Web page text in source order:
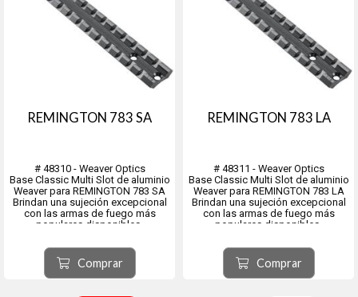
REMINGTON 783 SA
# 48310 - Weaver Optics
Base Classic Multi Slot de aluminio
Weaver para REMINGTON 783 SA
Brindan una sujeción excepcional
con las armas de fuego más
populares disponibles.
calidad aeronáutica según
estándares precisos para resistir
un retroceso abusivo sin agrega...
Comprar
REMINGTON 783 LA
# 48311 - Weaver Optics
Base Classic Multi Slot de aluminio
Weaver para REMINGTON 783 LA
Brindan una sujeción excepcional
con las armas de fuego más
populares disponibles.
calidad aeronáutica según
estándares precisos para resistir
un retroceso abusivo sin agrega...
Comprar